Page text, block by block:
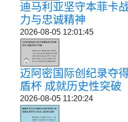
迪马利亚坚守本菲卡
力与忠诚精神
2026-08-05 12:01:45
迈阿密国际创纪录夺
盾杯 成就历史性突破
2026-08-05 11:20:24